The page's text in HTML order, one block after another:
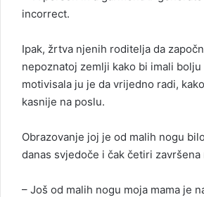
Ipak, žrtva njenih roditelja da
nepoznatoj zemlji kako bi imali
motivisala ju je da vrijedno radi,
kasnije na poslu.
Obrazovanje joj je od malih nogu
danas svjedoče i čak četiri završena
– Još od malih nogu moja mama je